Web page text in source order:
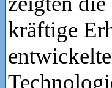
kräftige